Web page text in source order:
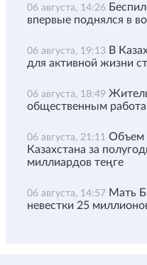
06 августа, 14:26
впервые поднялся в
06 августа, 19:13 В
для активной жизни
06 августа, 18:49
общественным
06 августа, 21:11 Объем
Казахстана за
миллиардов теңге
06 августа, 14:57 Мать
невестки 25